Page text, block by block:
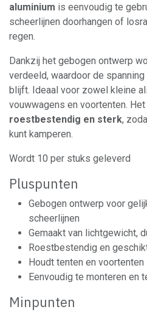
aluminium is eenvoudig te
scheerlijnen doorhangen of
regen.
Dankzij het gebogen ontwerp
verdeeld, waardoor de
blijft. Ideaal voor zowel kleine
vouwwagens en voortenten.
roestbestendig en sterk,
kunt kamperen.
Wordt 10 per stuks geleverd
Pluspunten
Gebogen ontwerp voor
scheerlijnen
Gemaakt van lichtgewicht,
Roestbestendig en
Houdt tenten en
Eenvoudig te monteren en
Minpunten